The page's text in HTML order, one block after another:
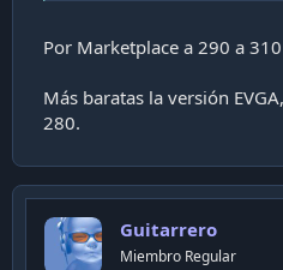
Por Marketplace a 290 a
Más baratas la versión
280.
Guitarrero
Miembro Regular